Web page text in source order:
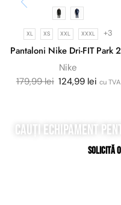
XL XS XXL XXXL +3
Pantaloni Nike Dri-FIT Park
Nike
179,99lei 124,99 lei cu TVA
Cauți echipament
Solicită